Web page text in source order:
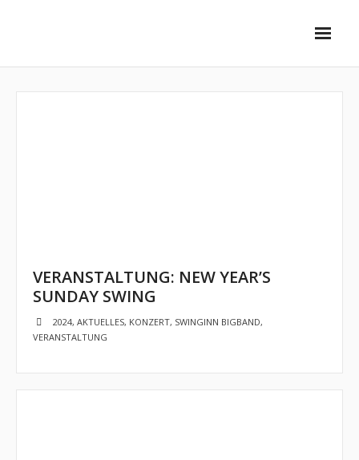
- - Vorstellung
- - Dirigent
VERANSTALTUNG: NEW YEAR’S
SUNDAY SWING
2024,AKTUELLES, KONZERT, SWINGINN BIGBAND,
VERANSTALTUNG